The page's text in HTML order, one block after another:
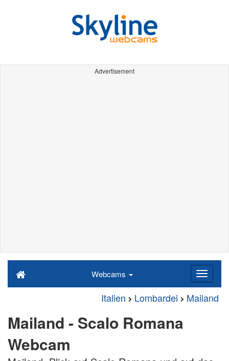
Advertisement
Webcams
Italien Lombardei Mailand
Mailand - Scalo Romana
Webcam